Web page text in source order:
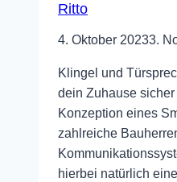
Ritto
4. Oktober 20233.
Klingel und
dein Zuhause
Konzeption eines
zahlreiche
hierbei natürlich